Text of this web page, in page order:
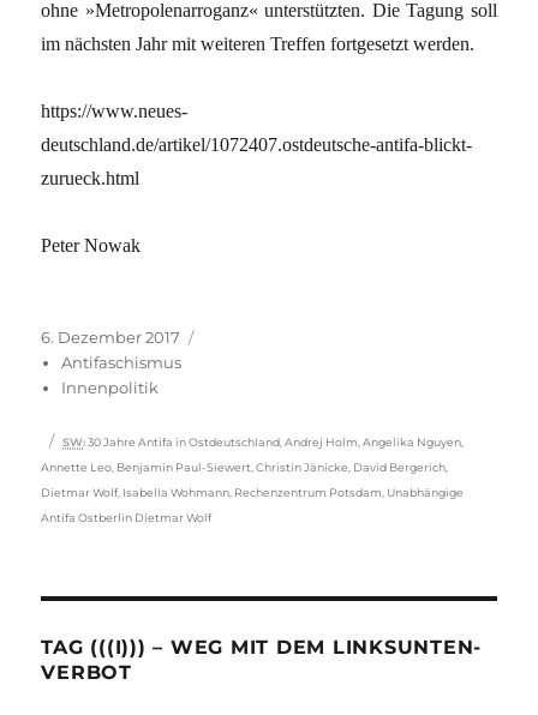
ohne »Metropolenarroganz« unterstützten. Die Tagung soll
im nächsten Jahr mit weiteren Treffen fortgesetzt werden.
https://www.neues-
deutschland.de/artikel/1072407.ostdeutsche-antifa-blickt-
zurueck.html
Peter Nowak
Veröffentlicht
am
6. Dezember 2017
Antifaschismus
Innenpolitik
Schlagwörter
SW: 30 Jahre Antifa in Ostdeutschland ,Andrej Holm ,Angelika Nguyen
Annette Leo Benjamin Paul-Siewert ,Christin Jänicke David Bergerich
Dietmar Wolf, Isabella Wohmann Rechenzentrum Potsdam Unabhängige
Antifa Ostberlin Dietmar Wolf
TAG (((I))) – WEG MIT DEM LINKSUNTEN-
VERBOT